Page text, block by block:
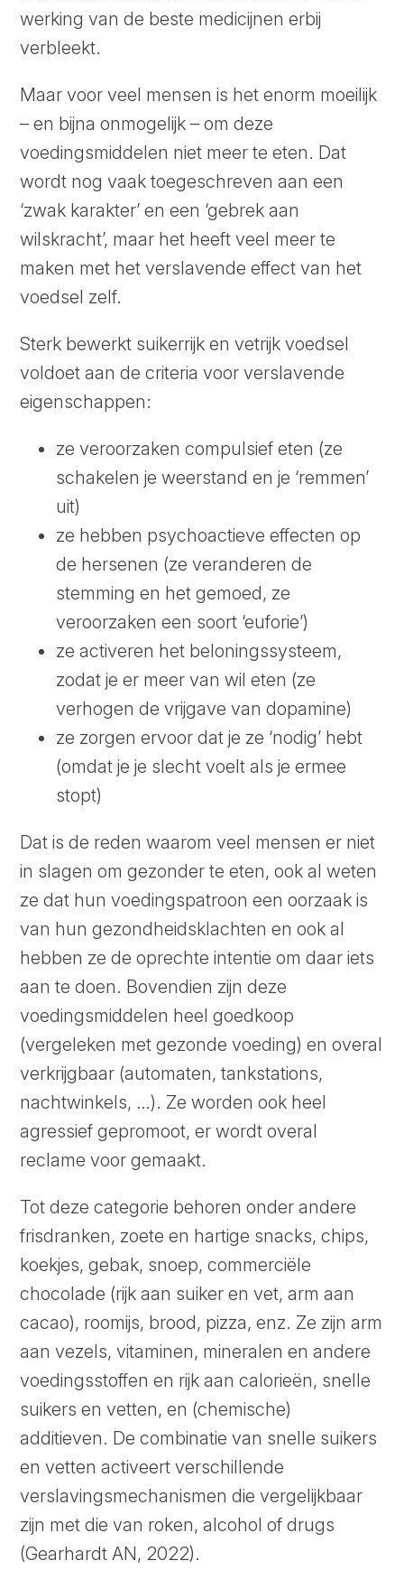
werking van de beste medicijnen erbij
verbleekt.
Maar voor veel mensen is het enorm moeilijk
– en bijna onmogelijk – om deze
voedingsmiddelen niet meer te eten. Dat
wordt nog vaak toegeschreven aan een
‘zwak karakter’ en een ‘gebrek aan
wilskracht’, maar het heeft veel meer te
maken met het verslavende effect van het
voedsel zelf.
Sterk bewerkt suikerrijk en vetrijk voedsel
voldoet aan de criteria voor verslavende
eigenschappen:
ze veroorzaken compulsief eten (ze
schakelen je weerstand en je ‘remmen’
uit)
ze hebben psychoactieve effecten op
de hersenen (ze veranderen de
stemming en het gemoed, ze
veroorzaken een soort ‘euforie’)
ze activeren het beloningssysteem,
zodat je er meer van wil eten (ze
verhogen de vrijgave van dopamine)
ze zorgen ervoor dat je ze ‘nodig’ hebt
(omdat je je slecht voelt als je ermee
stopt)
Dat is de reden waarom veel mensen er niet
in slagen om gezonder te eten, ook al weten
ze dat hun voedingspatroon een oorzaak is
van hun gezondheidsklachten en ook al
hebben ze de oprechte intentie om daar iets
aan te doen. Bovendien zijn deze
voedingsmiddelen heel goedkoop
(vergeleken met gezonde voeding) en overal
verkrijgbaar (automaten, tankstations,
nachtwinkels, …). Ze worden ook heel
agressief gepromoot, er wordt overal
reclame voor gemaakt.
Tot deze categorie behoren onder andere
frisdranken, zoete en hartige snacks, chips,
koekjes, gebak, snoep, commerciële
chocolade (rijk aan suiker en vet, arm aan
cacao), roomijs, brood, pizza, enz. Ze zijn arm
aan vezels, vitaminen, mineralen en andere
voedingsstoffen en rijk aan calorieën, snelle
suikers en vetten, en (chemische)
additieven. De combinatie van snelle suikers
en vetten activeert verschillende
verslavingsmechanismen die vergelijkbaar
zijn met die van roken, alcohol of drugs
(Gearhardt AN, 2022).